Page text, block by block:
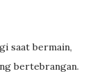
saat bermain,
bertebrangan.